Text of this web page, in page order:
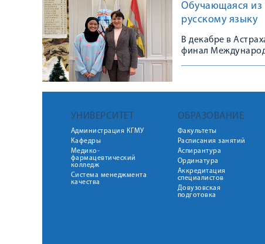
Обучающаяся
русскому языку
В декабре в
финал
УНИВЕРСИТЕТ
Администрация КГМУ
Кафедры
Медико-
фармацевтический
колледж
Система менеджмента
качества
ОБРАЗОВАНИЕ
Факультеты
Расписания занятий
Аспирантура
Ординатура
Аккредитация
специалистов
Довузовская
подготовка